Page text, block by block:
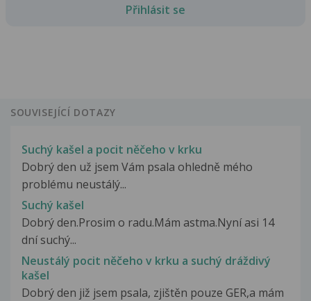
Přihlásit se
SOUVISEJÍCÍ DOTAZY
Suchý kašel a pocit něčeho v krku
Dobrý den už jsem Vám psala ohledně mého
problému neustálý...
Suchý kašel
Dobrý den.Prosim o radu.Mám astma.Nyní asi 14
dní suchý...
Neustálý pocit něčeho v krku a suchý dráždivý
kašel
Dobrý den již jsem psala, zjištěn pouze GER,a mám